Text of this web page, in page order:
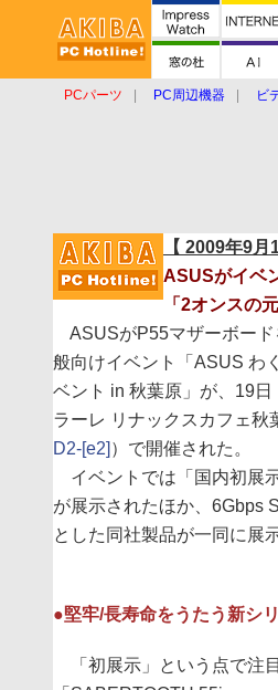
PCパーツ PC周辺機器 ビ
【 2009年9月
ASUSがイベ
「2オンスの
ASUSがP55マザーボード
般向けイベント「ASUS わ
ベント in 秋葉原」が、19日
ラーレ リナックスカフェ秋
D2-[e2] ）で開催された。
イベントでは「国内初展
が展示されたほか、6Gbps
とした同社製品が一同に展
●堅牢/長寿命をうたう新シ
「初展示」という点で注